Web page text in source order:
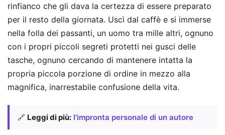
rinfianco che gli dava la certezza di essere preparato
per il resto della giornata. Uscì dal caffè e si immerse
nella folla dei passanti, un uomo tra mille altri, ognuno
con i propri piccoli segreti protetti nei gusci delle
tasche, ognuno cercando di mantenere intatta la
propria piccola porzione di ordine in mezzo alla
magnifica, inarrestabile confusione della vita.
🔗 Leggi di più: l'impronta personale di un autore